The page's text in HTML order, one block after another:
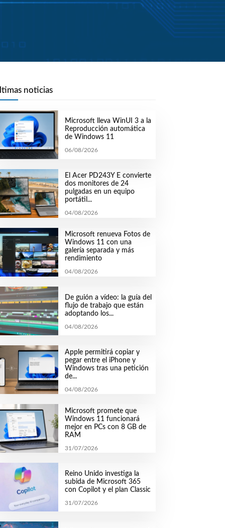
noticias
Microsoft lleva WinUI 3 a la
Reproducción automática
de Windows 11
06/08/2026
El Acer PD243Y E convierte
dos monitores de 24
pulgadas en un equipo
portátil...
04/08/2026
Microsoft renueva Fotos de
Windows 11 con una
galería separada y más
rendimiento
04/08/2026
De guión a vídeo: la guía del
flujo de trabajo que están
adoptando los...
04/08/2026
Apple permitirá copiar y
pegar entre el iPhone y
Windows tras una petición
de...
04/08/2026
Microsoft promete que
Windows 11 funcionará
mejor en PCs con 8 GB de
RAM
31/07/2026
Reino Unido investiga la
subida de Microsoft 365
con Copilot y el plan Classic
31/07/2026